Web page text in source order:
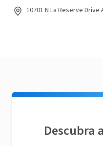
10701 N La Reserve
Descubra